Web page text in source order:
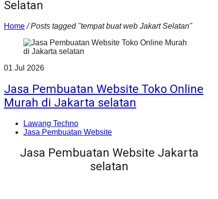
Selatan
Home / Posts tagged "tempat buat web Jakart Selatan"
01 Jul 2026
Jasa Pembuatan Website Toko Online
Murah di Jakarta selatan
Lawang Techno
Jasa Pembuatan Website
Jasa Pembuatan Website Jakarta
selatan